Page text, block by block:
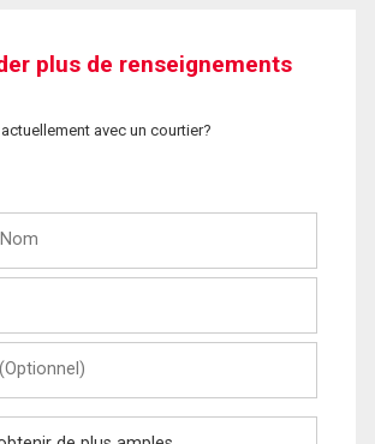
plus de renseignements
avec un courtier?